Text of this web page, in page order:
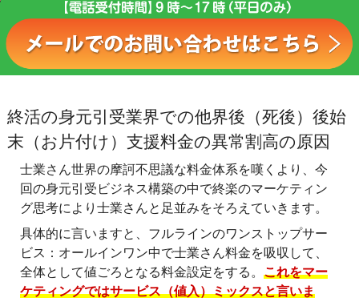
終活の身元引受業界での他界後（死後）後始
末（お片付け）支援料金の異常割高の原因
士業さん世界の摩訶不思議な料金体系を嘆くより、今
回の身元引受ビジネス構築の中で終楽のマーケティン
グ思考により士業さんと足並みをそろえていきます。
具体的に言いますと、フルラインのワンストップサー
ビス：オールインワン中で士業さん料金を吸収して、
全体として値ごろとなる料金設定をする。 これをマー
ケティングではサービス（値入）ミックスと言いま